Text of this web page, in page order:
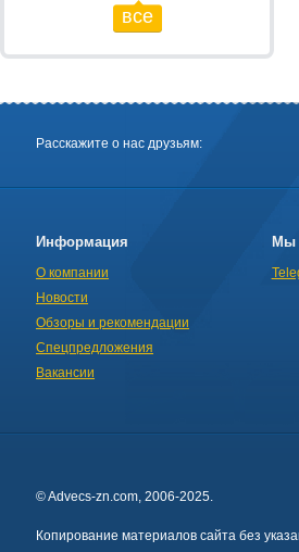
все
Расскажите о нас друзьям:
Информация
О компании
Новости
Обзоры и рекомендации
Спецпредложения
Вакансии
Мы
© Advecs-zn.com, 2006-2025.
Копирование материалов сайта без